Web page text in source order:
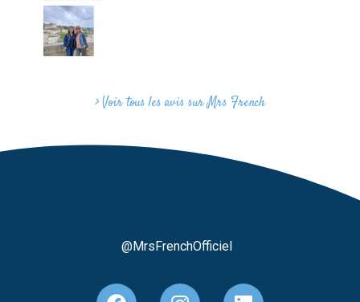
> Voir tous les avis sur Mrs French
@MrsFrenchOfficiel